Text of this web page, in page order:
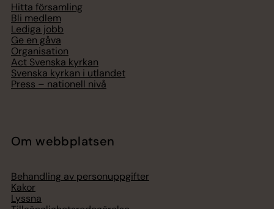
Hitta församling
Bli medlem
Lediga jobb
Ge en gåva
Organisation
Act Svenska kyrkan
Svenska kyrkan i utlandet
Press – nationell nivå
Om webbplatsen
Behandling av personuppgifter
Kakor
Lyssna